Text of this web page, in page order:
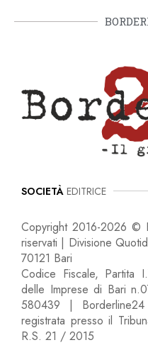
SOCIETÀ EDITRICE
Copyright 2016-2026 ©
riservati | Divisione
70121 Bari
Codice Fiscale, Partita
delle Imprese di Bari
580439 |
registrata presso il
R.S. 21 / 2015